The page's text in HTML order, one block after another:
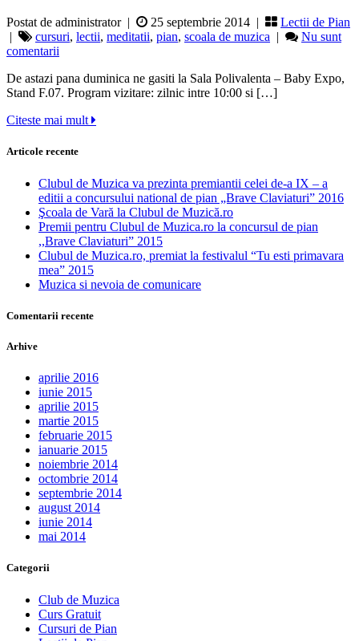
Postat de administrator| 25 septembrie 2014 |
Lectii de Pian
|
cursuri, lectii, meditatii, pian, scoala de muzica |
Nu sunt
comentarii
De astazi pana duminica ne gasiti la Sala Polivalenta – Baby Expo,
Stand F.07. Program vizitare: zilnic intre 10:00 si […]
Citeste mai mult
Articole recente
Clubul de Muzica va prezinta premiantii celei de-a IX – a
editii a concursului national de pian „Brave Claviaturi” 2016
Şcoala de Vară la Clubul de Muzică.ro
Premii pentru Clubul de Muzica.ro la concursul de pian
,,Brave Claviaturi” 2015
Clubul de Muzica.ro, premiat la festivalul “Tu esti primavara
mea” 2015
Muzica si nevoia de comunicare
Comentarii recente
Arhive
aprilie 2016
iunie 2015
aprilie 2015
martie 2015
februarie 2015
ianuarie 2015
noiembrie 2014
octombrie 2014
septembrie 2014
august 2014
iunie 2014
mai 2014
Categorii
Club de Muzica
Curs Gratuit
Cursuri de Pian